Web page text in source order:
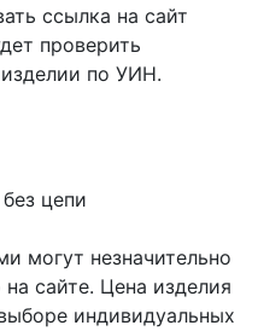
ссылка на сайт
проверить
по УИН.
цепи
могут незначительно
сайте. Цена изделия
индивидуальных